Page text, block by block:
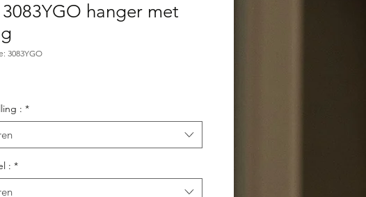
3083YGO hanger met
3083YGO
: *
: *